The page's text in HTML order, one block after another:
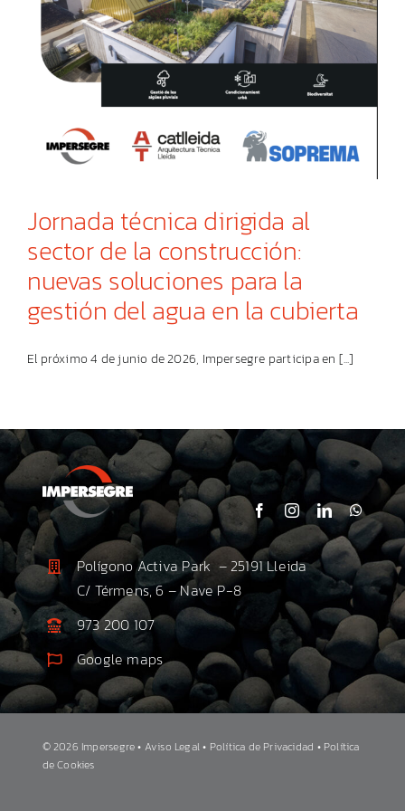
Jornada técnica dirigida al
sector de la construcción:
nuevas soluciones para la
gestión del agua en la cubierta
El próximo 4 de junio de 2026, Impersegre participa en [...]
Polígono Activa Park – 25191 Lleida
C/ Térmens, 6 – Nave P-8
973 200 107
Google maps
©2026 Impersegre • Aviso Legal • Política de Privacidad • Política
de Cookies